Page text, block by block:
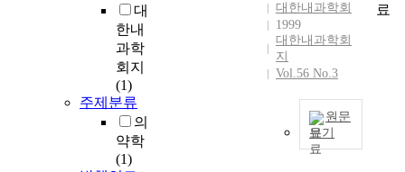
대
한내
과학
회지
(1)
주제분류
의
약학
(1)
대한내과학회
1999
대한내과학회
지
Vol.56 No.3
원문
보기
료